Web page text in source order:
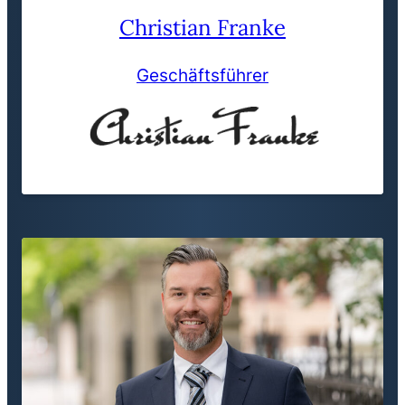
Christian Franke
Geschäftsführer